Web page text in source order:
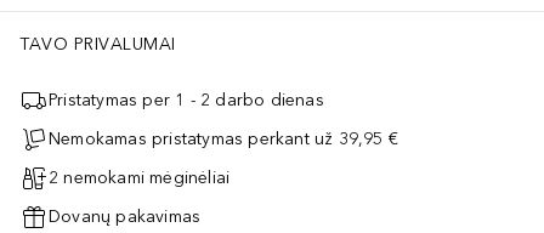
TAVO PRIVALUMAI
Pristatymas per 1 - 2 darbo dienas
Nemokamas pristatymas perkant už 39,95 €
2 nemokami mėginėliai
Dovanų pakavimas